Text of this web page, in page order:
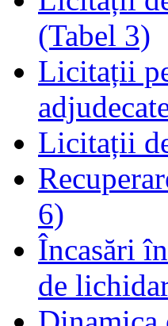
(Tabel 3)
Licitații
Licitații
6)
Încasări
de